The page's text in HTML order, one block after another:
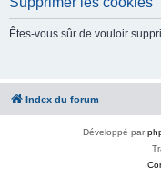
Êtes-vous sûr de vouloir
Index du forum
Développé par